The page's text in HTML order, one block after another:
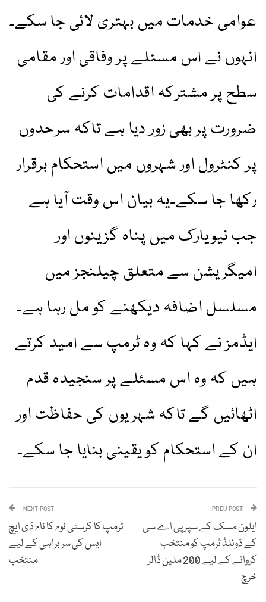
عوامی خدمات میں بہتری لائی جا سکے۔
انہوں نے اس مسئلے پر وفاقی اور مقامی
سطح پر مشترکہ اقدامات کرنے کی
ضرورت پر بھی زور دیا ہے تاکہ سرحدوں
پر کنٹرول اور شہروں میں استحکام برقرار
رکھا جا سکے۔یہ بیان اس وقت آیا ہے
جب نیویارک میں پناہ گزینوں اور
امیگریشن سے متعلق چیلنجز میں
مسلسل اضافہ دیکھنے کو مل رہا ہے۔
ایڈمز نے کہا کہ وہ ٹرمپ سے امید کرتے
ہیں کہ وہ اس مسئلے پر سنجیدہ قدم
اٹھائیں گے تاکہ شہریوں کی حفاظت اور
ان کے استحکام کو یقینی بنایا جا سکے۔
ایلون مسک کے سپر پی اے سی
کے ڈونلڈ ٹرمپ کو منتخب
کروانے کے لیے 200 ملین ڈالر
خرچ
NEXT POST
ٹرمپ کا کرسٹی نوم کا نام ڈی ایچ
ایس کی سربراہی کے لیے
منتخب